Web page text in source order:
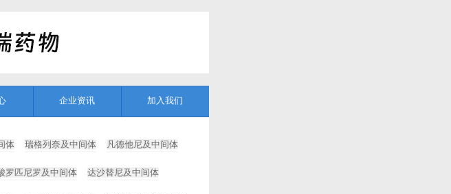
企业资讯 加入我们
体 瑞格列奈及中间体 凡德他尼及中间体
罗匹尼罗及中间体 达沙替尼及中间体